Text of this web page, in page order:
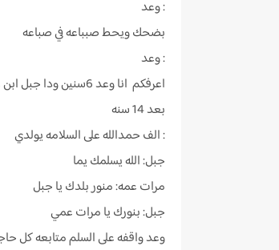
: وعد
بضحك ويحط صبباعه في صباعه
: وعد
اعرفكم انا وعد 6سنين ودا جبل ابن عمي 20سنه وكبير العيله بعد عمي
بعد 14 سنه
: الف حمدالله على السلامه يولدي
جبل: الله يسلمك يما
مرات عمه: منور بلدك يا جبل
جبل: بنورك يا مرات عمي
وعد واقفه على السلم متابعه كل